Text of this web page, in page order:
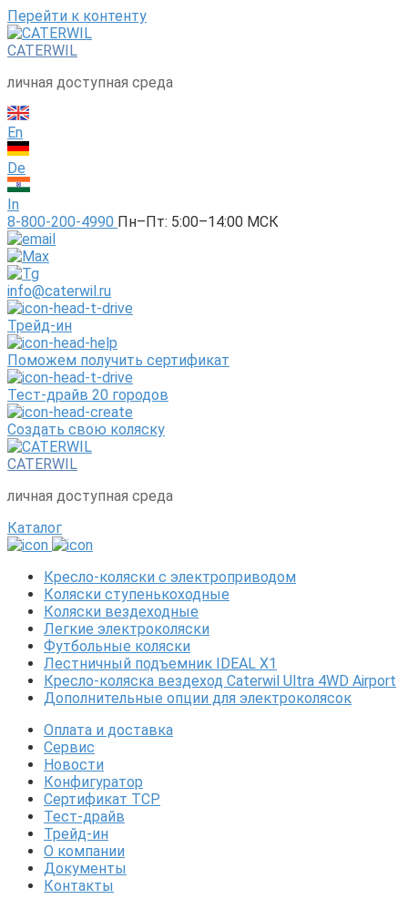
Перейти к контенту
CATERWIL
личная доступная среда
En
De
In
8-800-200-4990 Пн–Пт: 5:00–14:00 МСК
info@caterwil.ru
Трейд-ин
Поможем получить сертификат
Тест-драйв 20 городов
Создать свою коляску
CATERWIL
личная доступная среда
Каталог
Кресло-коляски с электроприводом
Коляски ступенькоходные
Коляски вездеходные
Легкие электроколяски
Футбольные коляски
Лестничный подъемник IDEAL X1
Кресло-коляска вездеход Caterwil Ultra 4WD Airport
Дополнительные опции для электроколясок
Оплата и доставка
Сервис
Новости
Конфигуратор
Сертификат ТСР
Тест-драйв
Трейд-ин
О компании
Документы
Контакты